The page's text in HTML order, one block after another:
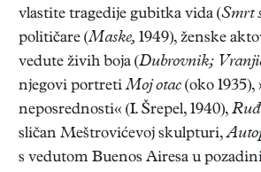
vlastite tragedije gubitka vida (Smrt
političare (Maske, 1949), ženske
vedute živih boja (Dubrovnik;
njegovi portretiMoj otac (oko
neposrednosti« (I. Šrepel, 1940),
sličan Meštrovićevoj skulpturi,
s vedutom Buenos Airesa u